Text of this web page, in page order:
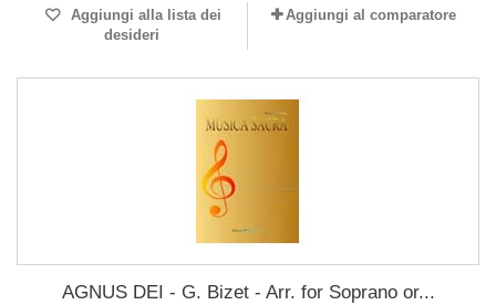
Aggiungi alla lista dei
desideri
Aggiungi al comparatore
AGNUS DEI - G. Bizet - Arr. for Soprano or...